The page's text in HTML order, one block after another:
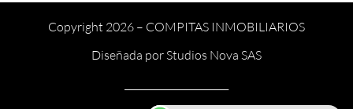
Copyright 2026 – COMPITAS INMOBILIARIOS
Diseñada porStudios Nova SAS